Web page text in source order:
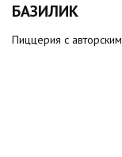
БАЗИЛИК
Пиццерия с